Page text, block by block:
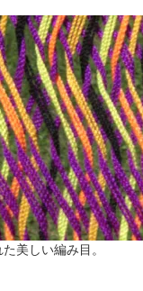
美しい編み目。